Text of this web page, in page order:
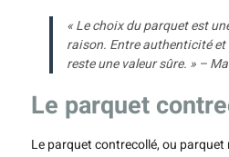
« Le choix du parquet est
raison. Entre authenticité
reste une valeur sûre. » –
Le parquet
Le parquet contrecollé, ou